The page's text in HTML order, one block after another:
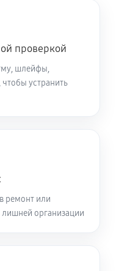
Nikon 60mm f/2.8G
проверкой
шлейфы,
устранить
ремонт или
организации